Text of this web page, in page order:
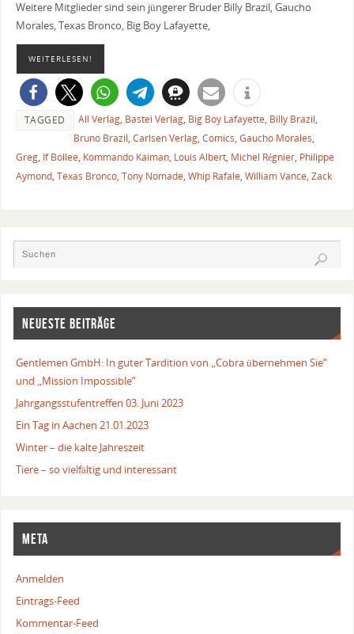
Weitere Mitglieder sind sein jüngerer Bruder Billy Brazil, Gaucho
Morales, Texas Bronco, Big Boy Lafayette,
WEITERLESEN!
TAGGED All Verlag, Bastei Verlag, Big Boy Lafayette, Billy Brazil,
Bruno Brazil, Carlsen Verlag, Comics, Gaucho Morales,
Greg, If Bollee, Kommando Kaiman, Louis Albert, Michel Régnier, Philippe
Aymond, Texas Bronco, Tony Nomade, Whip Rafale, William Vance, Zack
NEUESTE BEITRÄGE
Gentlemen GmbH: In guter Tardition von „Cobra übernehmen Sie“
und „Mission Impossible“
Jahrgangsstufentreffen 03. Juni 2023
Ein Tag in Aachen 21.01.2023
Winter – die kalte Jahreszeit
Tiere – so vielfältig und interessant
META
Anmelden
Eintrags-Feed
Kommentar-Feed